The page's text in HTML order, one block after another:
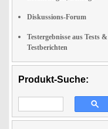
Diskussions-Forum
Testergebnisse aus Tests &
Testberichten
Produkt-Suche: